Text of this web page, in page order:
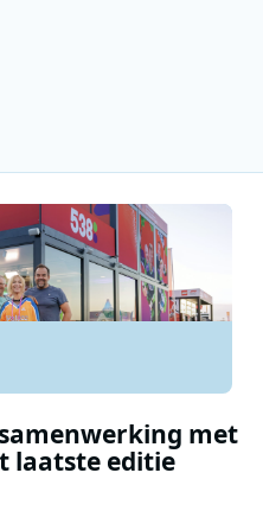
met
laatste editie